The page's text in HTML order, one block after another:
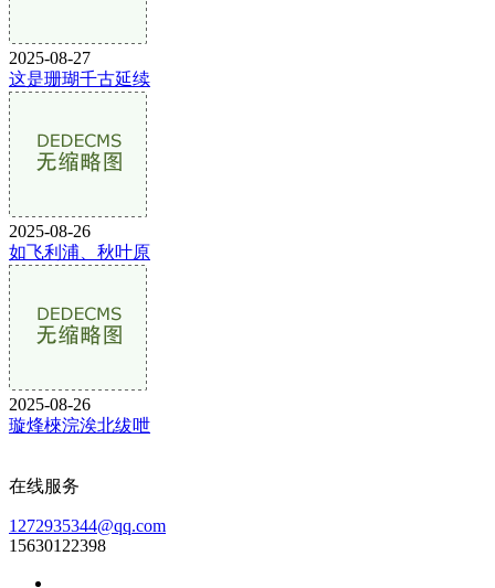
2025-08-27
这是珊瑚千古延续
2025-08-26
如飞利浦、秋叶原
2025-08-26
璇烽棶浣涘北绂呭
在线服务
1272935344@qq.com
15630122398